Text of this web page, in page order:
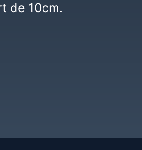
de 10cm.